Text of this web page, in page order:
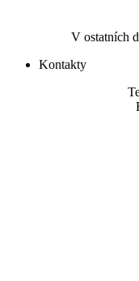
V ostatních
Kontakty